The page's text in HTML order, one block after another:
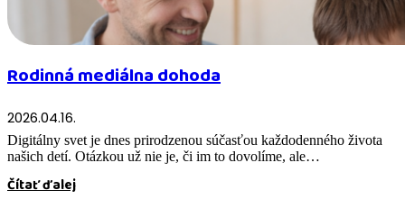
Rodinná mediálna dohoda
2026.04.16.
Digitálny svet je dnes prirodzenou súčasťou každodenného života
našich detí. Otázkou už nie je, či im to dovolíme, ale…
Čítať ďalej